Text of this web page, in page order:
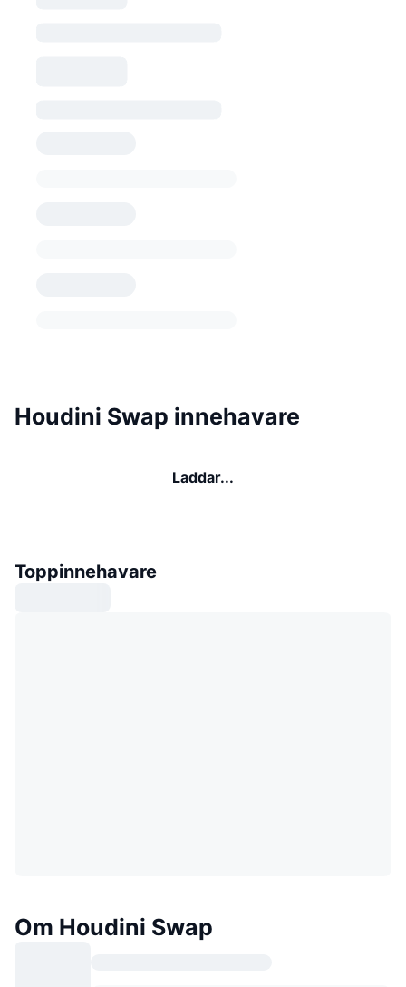
Houdini Swap innehavare
Laddar...
Toppinnehavare
Om Houdini Swap